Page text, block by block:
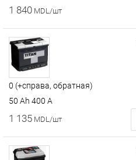
1 840 MDL/шт
0 (+справа, обратная)
50 Ah 400 A
1 135 MDL/шт